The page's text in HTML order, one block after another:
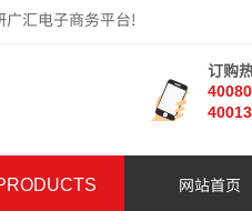
订购
汇电子商务平台!
网站首页